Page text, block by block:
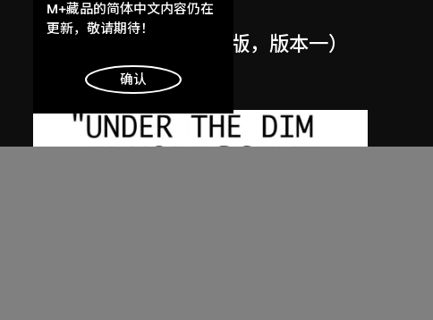
張英海重工業
在北韓舔陰（西班牙文版，版本一）
提供最好的网站体验。
了解更多
明白
M+藏品的简体中文内容仍在
更新，敬请期待！
确认